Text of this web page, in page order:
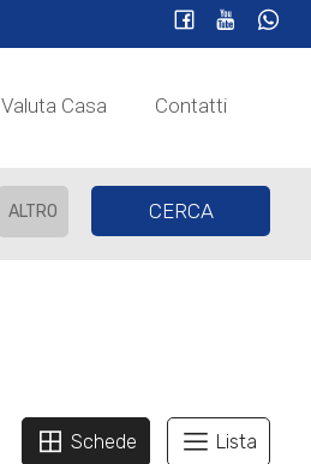
Valuta Casa Contatti
ALTRO CERCA
Schede Lista